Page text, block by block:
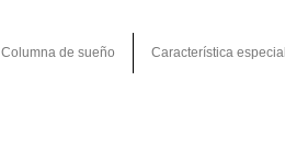
Columna de sueño Característica especial